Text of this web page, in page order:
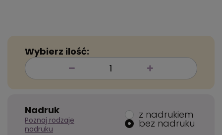
Wybierz ilość:
Nadruk
Poznaj rodzaje
nadruku
z nadrukiem
bez nadruku